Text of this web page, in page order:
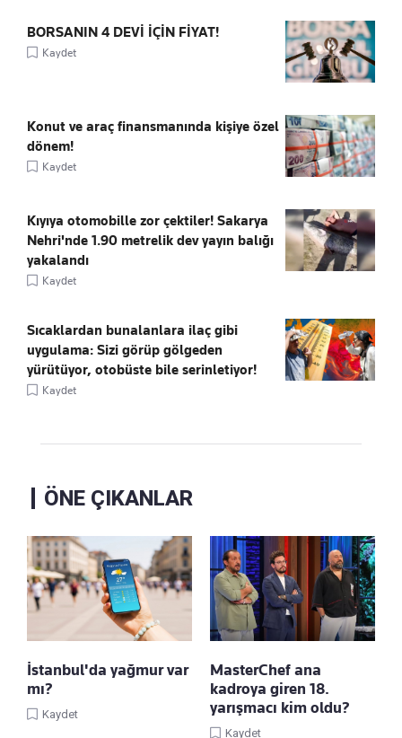
BORSANIN 4 DEVİ İÇİN FİYAT!
Kaydet
Konut ve araç finansmanında kişiye özel
dönem!
Kaydet
Kıyıya otomobille zor çektiler! Sakarya
Nehri'nde 1.90 metrelik dev yayın balığı
yakalandı
Kaydet
Sıcaklardan bunalanlara ilaç gibi
uygulama: Sizi görüp gölgeden
yürütüyor, otobüste bile serinletiyor!
Kaydet
ÖNE ÇIKANLAR
İstanbul'da yağmur var
mı?
Kaydet
MasterChef ana
kadroya giren 18.
yarışmacı kim oldu?
Kaydet